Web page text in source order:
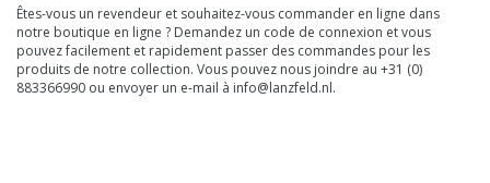
Êtes-vous un revendeur et souhaitez-vous commander en ligne dans
notre boutique en ligne ? Demandez un code de connexion et vous
pouvez facilement et rapidement passer des commandes pour les
produits de notre collection. Vous pouvez nous joindre au +31 (0)
883366990 ou envoyer un e-mail à info@lanzfeld.nl.